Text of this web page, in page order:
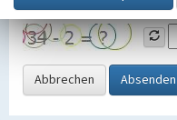
Grafik ein
Abbrechen Absenden